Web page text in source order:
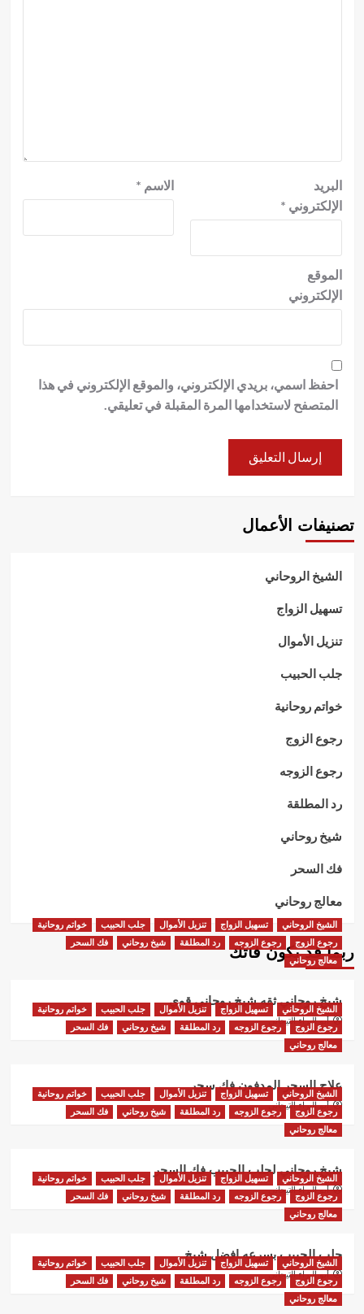
الاسم *
البريد
الإلكتروني *
الموقع
الإلكتروني
احفظ اسمي، بريدي الإلكتروني، والموقع الإلكتروني في هذا
المتصفح لاستخدامها المرة المقبلة في تعليقي.
تصنيفات الأعمال
الشيخ الروحاني
تسهيل الزواج
تنزيل الأموال
جلب الحبيب
خواتم روحانية
رجوع الزوج
رجوع الزوجه
رد المطلقة
شيخ روحاني
فك السحر
معالج روحاني
ربما قد يكون فاتك
الشيخ الروحاني تسهيل الزواج تنزيل الأموال جلب الحبيب
خواتم روحانية
رجوع الزوج
رجوع الزوجه رد المطلقة شيخ روحاني
فك السحر
معالج روحاني
شيخ روحاني ثقه شيخ روحاني قوي
أبو البراء التيجاني
الشيخ الروحاني تسهيل الزواج تنزيل الأموال جلب الحبيب
خواتم روحانية
رجوع الزوج
رجوع الزوجه رد المطلقة شيخ روحاني
فك السحر
معالج روحاني
علاج السحر المدفون فك سحر
أبو البراء التيجاني
الشيخ الروحاني تسهيل الزواج تنزيل الأموال جلب الحبيب
خواتم روحانية
رجوع الزوج
رجوع الزوجه رد المطلقة شيخ روحاني
فك السحر
معالج روحاني
شيخ روحاني لجلب الحبيب فك السحر
أبو البراء التيجاني
الشيخ الروحاني تسهيل الزواج تنزيل الأموال جلب الحبيب
خواتم روحانية
رجوع الزوج
رجوع الزوجه رد المطلقة شيخ روحاني
فك السحر
معالج روحاني
جلب الحبيب بسرعه افضل شيخ
أبو البراء التيجاني
الشيخ الروحاني تسهيل الزواج تنزيل الأموال جلب الحبيب
خواتم روحانية
رجوع الزوج
رجوع الزوجه رد المطلقة شيخ روحاني
فك السحر
معالج روحاني